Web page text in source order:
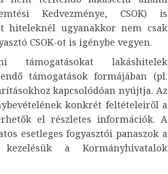
Kedvezménye, CSOK) is
hiteleknél ugyanakkor nem csak
CSOK-ot is igénybe vegyen.
lakáshitelek
támogatások formájában (pl.
kapcsolódóan nyújtja. Az
konkrét feltételeiről a
el részletes információk. A
esetleges fogyasztói panaszok a
a Kormányhivatalok